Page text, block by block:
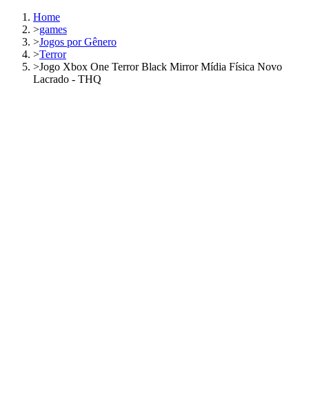
Home
>games
>Jogos por Gênero
>Terror
>Jogo Xbox One Terror Black Mirror Mídia Física Novo
Lacrado - THQ